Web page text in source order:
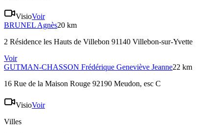
VisioVoir
BRUNEL Agnès20 km
2 Résidence les Hauts de Villebon 91140 Villebon-sur-Yvette
Voir
GUTMAN-CHASSON Frédérique Geneviève Jeanne22 km
16 Rue de la Maison Rouge 92190 Meudon, esc C
VisioVoir
Villes